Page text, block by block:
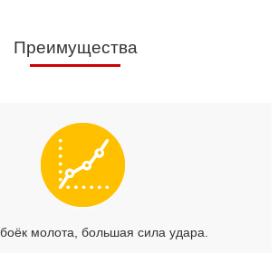
Преимущества
молота, большая сила удара.